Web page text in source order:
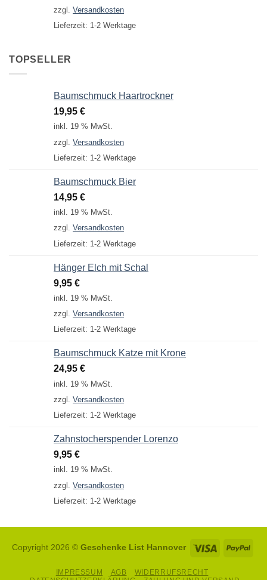
249,95 €
zzgl. Versandkosten
Lieferzeit: 1-2 Werktage
TOPSELLER
Baumschmuck Haartrockner
19,95 €
inkl. 19 % MwSt.
zzgl. Versandkosten
Lieferzeit: 1-2 Werktage
Baumschmuck Bier
14,95 €
inkl. 19 % MwSt.
zzgl. Versandkosten
Lieferzeit: 1-2 Werktage
Hänger Elch mit Schal
9,95 €
inkl. 19 % MwSt.
zzgl. Versandkosten
Lieferzeit: 1-2 Werktage
Baumschmuck Katze mit Krone
24,95 €
inkl. 19 % MwSt.
zzgl. Versandkosten
Lieferzeit: 1-2 Werktage
Zahnstocherspender Lorenzo
9,95 €
inkl. 19 % MwSt.
zzgl. Versandkosten
Lieferzeit: 1-2 Werktage
Copyright 2026 © Geschenke List Hannover Visa
IMPRESSUM AGB
WIDERRUFSRECHT